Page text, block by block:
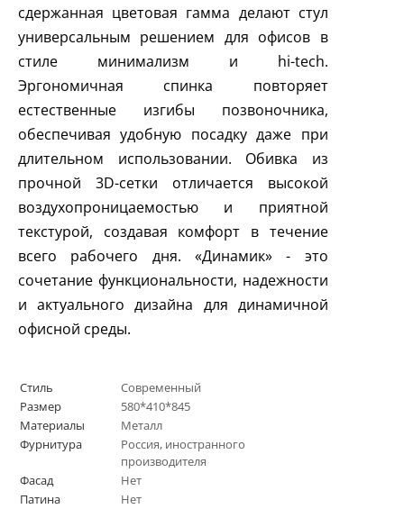
сдержанная цветовая гамма делают стул
универсальным решением для офисов в
стиле минимализм и hi-tech.
Эргономичная спинка повторяет
естественные изгибы позвоночника,
обеспечивая удобную посадку даже при
длительном использовании. Обивка из
прочной 3D-сетки отличается высокой
воздухопроницаемостью и приятной
текстурой, создавая комфорт в течение
всего рабочего дня. «Динамик» - это
сочетание функциональности, надежности
и актуального дизайна для динамичной
офисной среды.
Стиль
Современный
Размер
580*410*845
Материалы
Металл
Фурнитура
Россия, иностранного
производителя
Фасад
Нет
Патина
Нет